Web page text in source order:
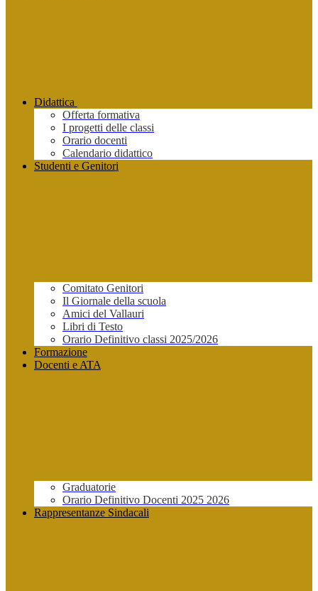
Didattica
Offerta formativa
I progetti delle classi
Orario docenti
Calendario didattico
Studenti e Genitori
Comitato Genitori
Il Giornale della scuola
Amici del Vallauri
Libri di Testo
Orario Definitivo classi 2025/2026
Formazione
Docenti e ATA
Graduatorie
Orario Definitivo Docenti 2025 2026
Rappresentanze Sindacali